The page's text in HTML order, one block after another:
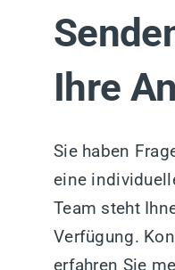
Ihre
Sie haben
eine
Team steht
Verfügung.
erfahren Sie